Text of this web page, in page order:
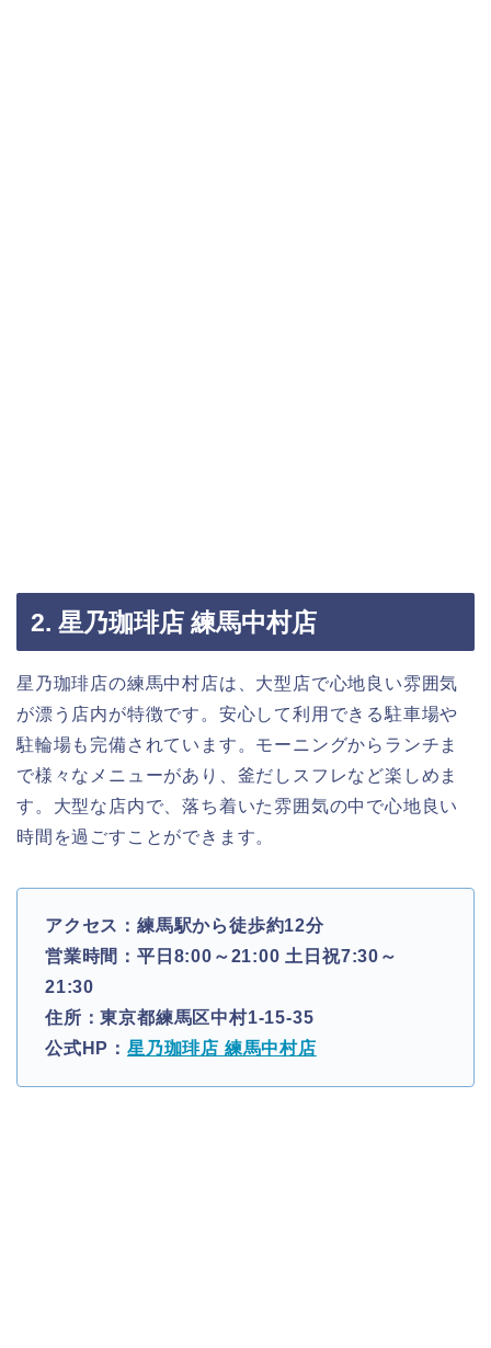
2. 星乃珈琲店 練馬中村店
星乃珈琲店の練馬中村店は、大型店で心地良い雰囲気
が漂う店内が特徴です。安心して利用できる駐車場や
駐輪場も完備されています。モーニングからランチま
で様々なメニューがあり、釜だしスフレなど楽しめま
す。大型な店内で、落ち着いた雰囲気の中で心地良い
時間を過ごすことができます。
アクセス：練馬駅から徒歩約12分
営業時間：平日8:00～21:00 土日祝7:30～
21:30
住所：東京都練馬区中村1-15-35
公式HP： 星乃珈琲店 練馬中村店